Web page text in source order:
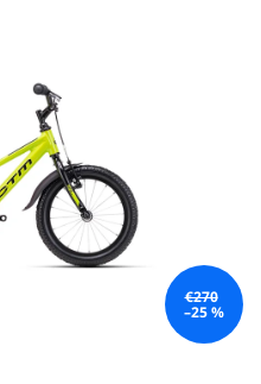
€270
–25 %